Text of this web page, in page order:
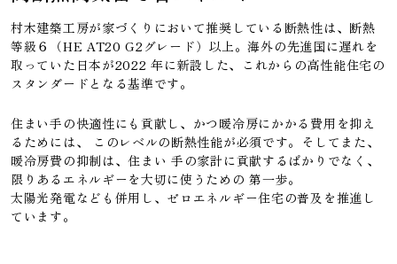
村木建築工房が家づくりにおいて推奨している断熱性は、断熱
等級６（HE AT20 G2グレード）以上。海外の先進国に遅れを
取っていた日本が2022 年に新設した、これからの高性能住宅の
スタンダードとなる基準です。
住まい手の快適性にも貢献し、かつ暖冷房にかかる費用を抑え
るためには、 このレベルの断熱性能が必須です。そしてまた、
暖冷房費の抑制は、住まい 手の家計に貢献するばかりでなく、
限りあるエネルギーを大切に使うための 第一歩。
太陽光発電なども併用し、ゼロエネルギー住宅の普及を推進し
ています。